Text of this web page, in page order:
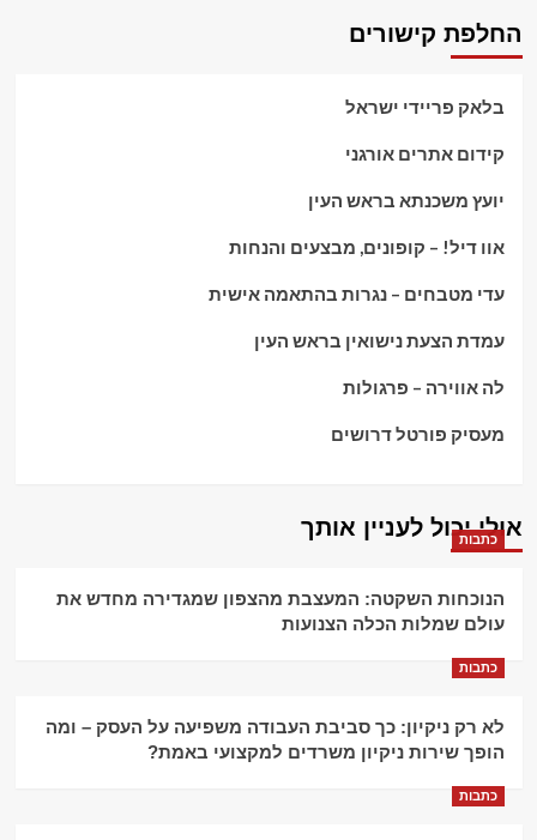
החלפת קישורים
בלאק פריידי ישראל
קידום אתרים אורגני
יועץ משכנתא בראש העין
אוו דיל! – קופונים, מבצעים והנחות
עדי מטבחים – נגרות בהתאמה אישית
עמדת הצעת נישואין בראש העין
לה אווירה – פרגולות
מעסיק פורטל דרושים
אולי יכול לעניין אותך
כתבות
הנוכחות השקטה: המעצבת מהצפון שמגדירה מחדש את
עולם שמלות הכלה הצנועות
כתבות
לא רק ניקיון: כך סביבת העבודה משפיעה על העסק – ומה
הופך שירות ניקיון משרדים למקצועי באמת?
כתבות